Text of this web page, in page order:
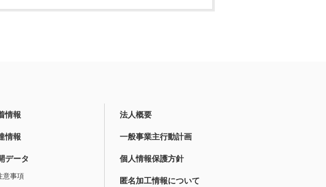
情報
情報
データ
意事項
法人概要
一般事業主行動計画
個人情報保護方針
匿名加工情報について